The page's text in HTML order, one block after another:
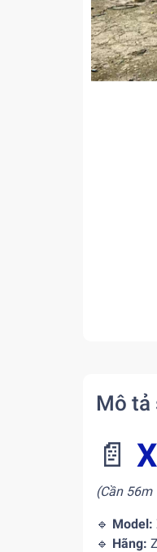
Mô tả
📄
(Cần
🔹 Model:
🔹 Hãng: